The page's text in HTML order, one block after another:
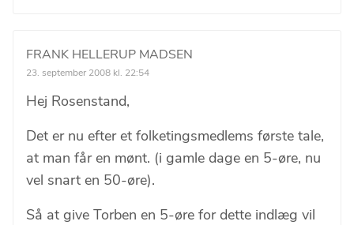
FRANK HELLERUP MADSEN
23. september 2008 kl. 22:54
Hej Rosenstand,
Det er nu efter et folketingsmedlems første tale,
at man får en mønt. (i gamle dage en 5-øre, nu
vel snart en 50-øre).
Så at give Torben en 5-øre for dette indlæg vil